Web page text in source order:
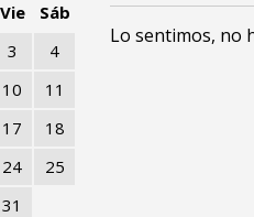
Vie
Sáb
3
4
10
11
17
18
24
25
31
Lo sentimos, no